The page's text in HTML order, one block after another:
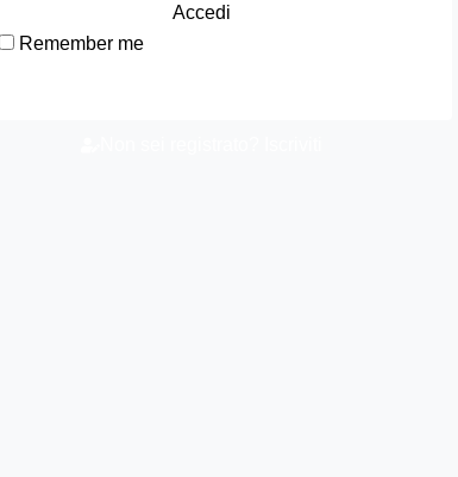
Accedi
Remember me